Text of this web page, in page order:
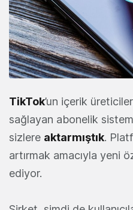
TikTok’un içerik
sağlayan abonelik
sizlere aktarmıştık.
artırmak amacıyla yeni
ediyor.